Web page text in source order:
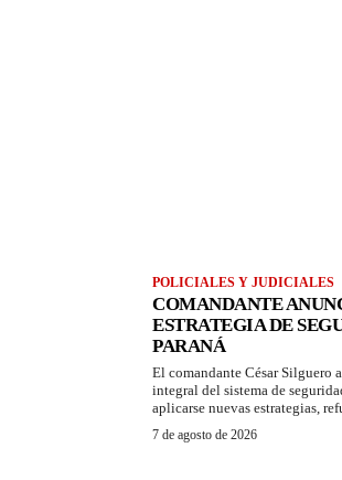
POLICIALES Y JUDICIALES
COMANDANTE
ESTRATEGIA DE
PARANÁ
El comandante César Silguero
integral del sistema de
aplicarse nuevas estrategias,
7 de agosto de 2026